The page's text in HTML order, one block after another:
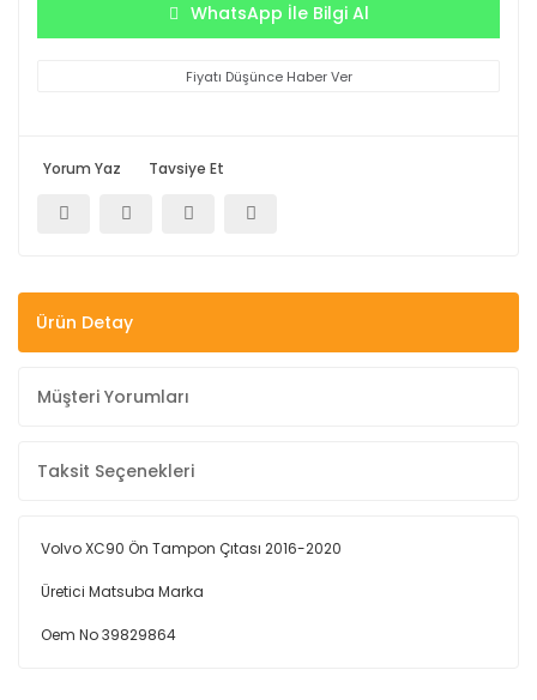
WhatsApp İle Bilgi Al
Fiyatı Düşünce Haber Ver
Yorum Yaz Tavsiye Et
Ürün Detay
Müşteri Yorumları
Taksit Seçenekleri
Volvo XC90 Ön Tampon Çıtası 2016-2020
Üretici Matsuba Marka
Oem No 39829864